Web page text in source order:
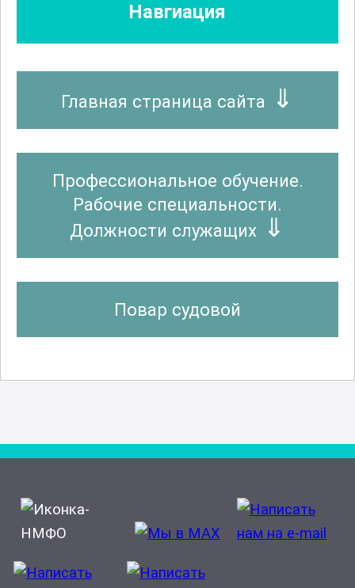
Навгиация
Главная страница сайта
Профессиональное обучение.
Рабочие специальности.
Должности служащих
Повар судовой